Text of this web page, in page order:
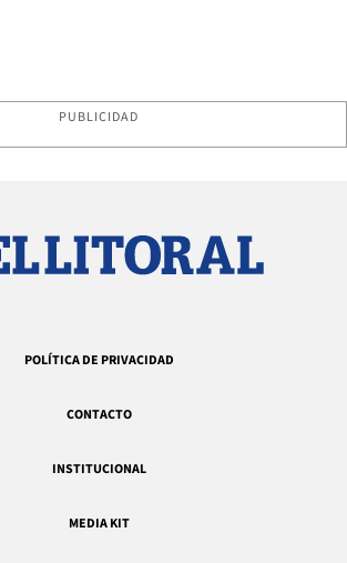
PUBLICIDAD
POLÍTICA DE PRIVACIDAD
CONTACTO
INSTITUCIONAL
MEDIA KIT